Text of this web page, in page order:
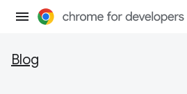
Blog